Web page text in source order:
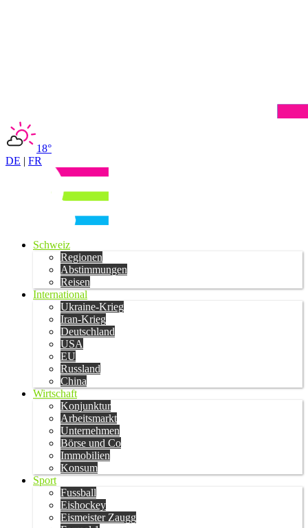
18°
DE | FR
Schweiz
Regionen
Abstimmungen
Reisen
International
Ukraine-Krieg
Iran-Krieg
Deutschland
USA
EU
Russland
China
Wirtschaft
Konjunktur
Arbeitsmarkt
Unternehmen
Börse und Co
Immobilien
Konsum
Sport
Fussball
Eishockey
Eismeister Zaugg